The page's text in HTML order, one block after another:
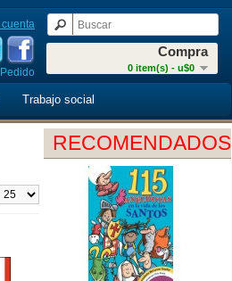
Compra
0 item(s) - u$0
Trabajo social
RECOMENDADOS